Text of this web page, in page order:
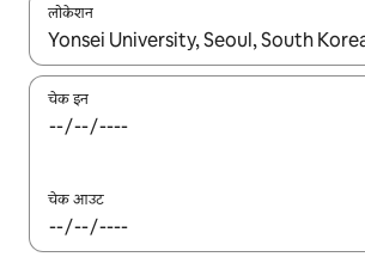
लोकेशन
नतीजों के उपलब्ध होने पर, अप और डाउन 'ऐरो की'
चेक इन
चेक आउट